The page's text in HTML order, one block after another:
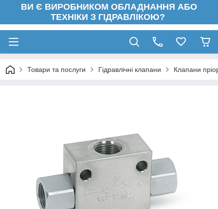
ВИ Є ВИРОБНИКОМ ОБЛАДНАННЯ АБО
ТЕХНІКИ З ГІДРАВЛІКОЮ?
Товари та послуги Гідравлічні клапани Клапани